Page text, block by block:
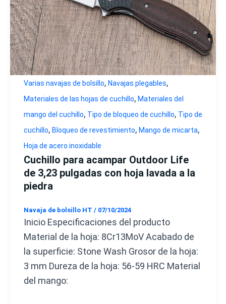
Varias navajas de bolsillo, Navajas plegables,
Materiales de las hojas de cuchillo, Materiales del
mango del cuchillo, Tipo de bloqueo de cuchillo, Tipo de
cuchillo, Bloqueo de revestimiento, Mango de micarta,
Hoja de acero inoxidable
Cuchillo para acampar Outdoor Life
de 3,23 pulgadas con hoja lavada a la
piedra
Navaja de bolsillo HT / 07/10/2024
Inicio Especificaciones del producto
Material de la hoja: 8Cr13MoV Acabado de
la superficie: Stone Wash Grosor de la hoja:
3 mm Dureza de la hoja: 56-59 HRC Material
del mango: